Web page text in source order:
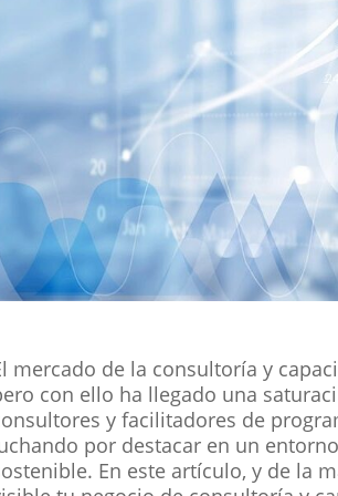
mercado de la consultoría y
con ello ha llegado una
y facilitadores de
por destacar en un
En este artículo, y de la